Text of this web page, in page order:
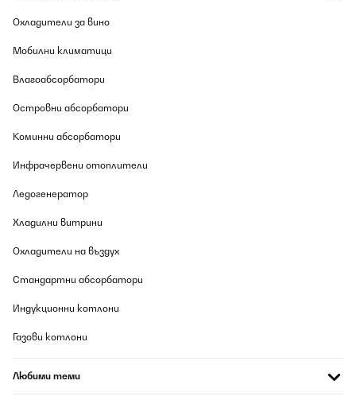
Охладители за вино
Мобилни климатици
Влагоабсорбатори
Островни абсорбатори
Коминни абсорбатори
Инфрачервени отоплители
Ледогенератор
Хладилни витрини
Охладители на въздух
Стандартни абсорбатори
Индукционни котлони
Газови котлони
Любими теми